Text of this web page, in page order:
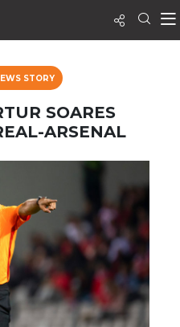
STORY
SOARES
ARSENAL